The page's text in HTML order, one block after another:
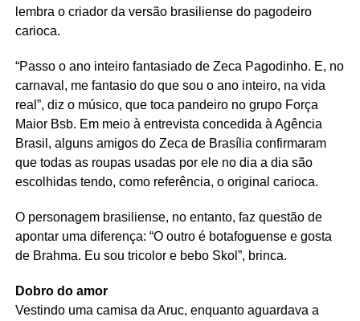
lembra o criador da versão brasiliense do pagodeiro
carioca.
“Passo o ano inteiro fantasiado de Zeca Pagodinho. E, no
carnaval, me fantasio do que sou o ano inteiro, na vida
real”, diz o músico, que toca pandeiro no grupo Força
Maior Bsb. Em meio à entrevista concedida à Agência
Brasil, alguns amigos do Zeca de Brasília confirmaram
que todas as roupas usadas por ele no dia a dia são
escolhidas tendo, como referência, o original carioca.
O personagem brasiliense, no entanto, faz questão de
apontar uma diferença: “O outro é botafoguense e gosta
de Brahma. Eu sou tricolor e bebo Skol”, brinca.
Dobro do amor
Vestindo uma camisa da Aruc, enquanto aguardava a